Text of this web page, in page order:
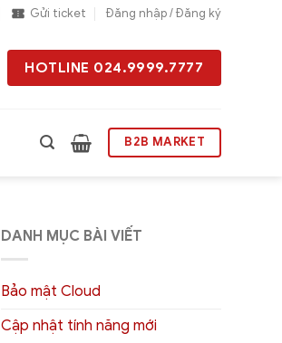
Gửi ticket Đăng nhập / Đăng ký
HOTLINE 024.9999.7777
B2B MARKET
DANH MỤC BÀI VIẾT
Bảo mật Cloud
Cập nhật tính năng mới